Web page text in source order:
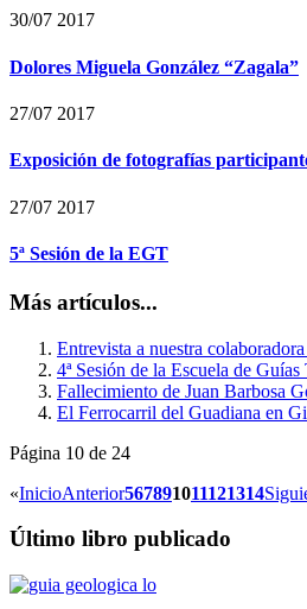
30/07 2017
Dolores Miguela González “Zagala”
27/07 2017
Exposición de fotografías
27/07 2017
5ª Sesión de la EGT
Más artículos...
Entrevista a nuestra
4ª Sesión de la Escuela de
Fallecimiento de Juan Barbosa
El Ferrocarril del Guadiana en
Página 10 de 24
«InicioAnterior567891011121314
Último libro publicado